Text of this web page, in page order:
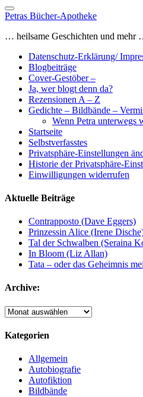
von
(Mario
Petras Bücher-Apotheke
… heilsame Geschichten und mehr
Datenschutz-Erklärung/
Blogbeiträge
Cover-Gestöber –
Ja, wer blogt denn da?
Rezensionen A – Z
Gedichte – Bildbände –
Wenn Petra unterwegs
Startseite
Selbstverfasstes
Privatsphäre-Einstellungen
Historie der Privatsphäre-
Einwilligungen widerrufen
Aktuelle Beiträge
Contrapposto (Dave Eggers)
Prinzessin Alice (Irene
Tal der Schwalben (Seraina
In Bloom (Liz Allan)
Tata – oder das Geheimnis
Archive:
Archive:
Kategorien
Allgemein
Autobiografie
Autofiktion
Bildbände